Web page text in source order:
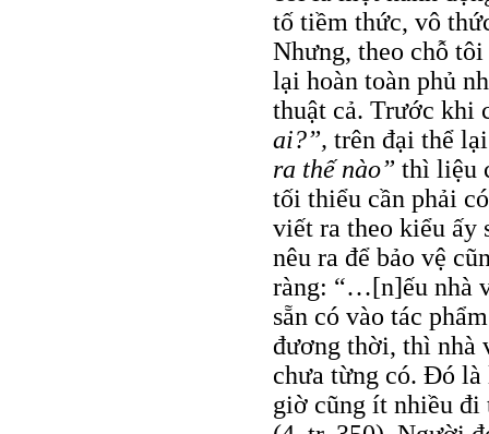
tố tiềm thức, vô
Nhưng, theo chỗ
lại hoàn toàn phủ
thuật cả. Trước khi
ai?”, trên đại thể
ra thế nào” thì liệu
tối thiểu cần phải
viết ra theo kiểu ấy
nêu ra để bảo vệ
ràng: “…[n]ếu nhà
sẵn có vào tác
đương thời, thì nhà
chưa từng có. Đó là
giờ cũng ít nhiều